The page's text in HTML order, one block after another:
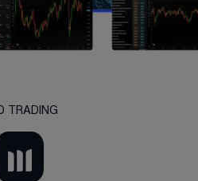
TRADING